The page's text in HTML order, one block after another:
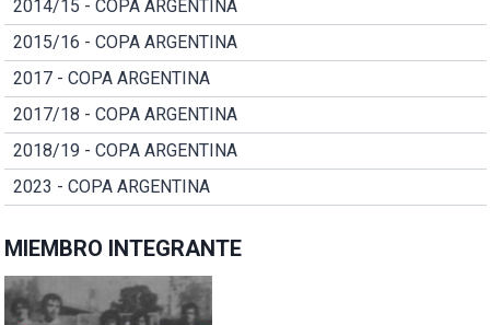
2014/15 - COPA ARGENTINA
2015/16 - COPA ARGENTINA
2017 - COPA ARGENTINA
2017/18 - COPA ARGENTINA
2018/19 - COPA ARGENTINA
2023 - COPA ARGENTINA
MIEMBRO INTEGRANTE